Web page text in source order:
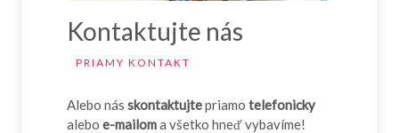
Kontaktujte nás
PRIAMY KONTAKT
Alebo nás skontaktujtepriamo telefonicky
alebo e-mailoma všetko hneď vybavíme!